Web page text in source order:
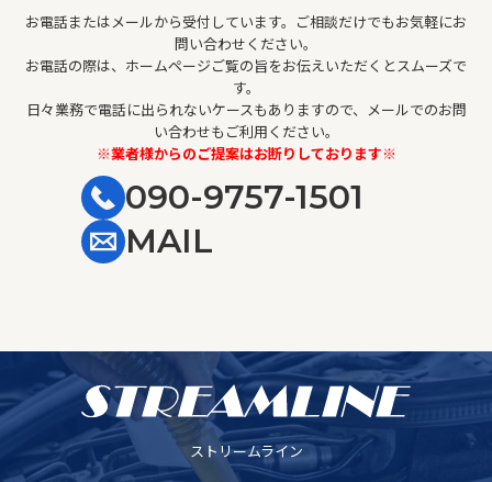
お電話またはメールから受付しています。ご相談だけでもお気軽にお
問い合わせください。
お電話の際は、ホームページご覧の旨をお伝えいただくとスムーズで
す。
日々業務で電話に出られないケースもありますので、メールでのお問
い合わせもご利用ください。
※業者様からのご提案はお断りしております※
090-9757-1501
MAIL
ストリームライン